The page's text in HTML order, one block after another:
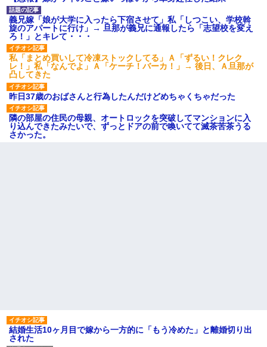
義兄嫁「娘が大学に入ったら下宿させて」私「しつこい、学校斡
旋のアパートに行け」→ 旦那が義兄に通報したら「志望校を変え
ろ！」とキレて・・・
私「まとめ買いして冷凍ストックしてる」Ａ「ずるい！クレク
レ！」私「なんでよ」Ａ「ケーチ！バーカ！」→ 後日、Ａ旦那が
凸してきた
昨日37歳のおばさんと行為したんだけどめちゃくちゃだった
隣の部屋の住民の母親、オートロックを突破してマンションに入
り込んできたみたいで、ずっとドアの前で喚いてて滅茶苦茶うる
さかった。
結婚生活10ヶ月目で嫁から一方的に「もう冷めた」と離婚切り出
された